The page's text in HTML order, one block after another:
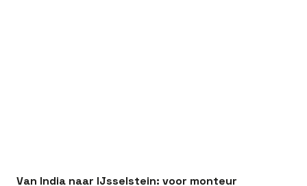
Van India naar IJsselstein: voor monteur